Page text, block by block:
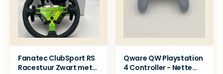
Fanatec ClubSport RS
Racestuur Zwart met
Qware QW Playstation
4 Controller - Nette